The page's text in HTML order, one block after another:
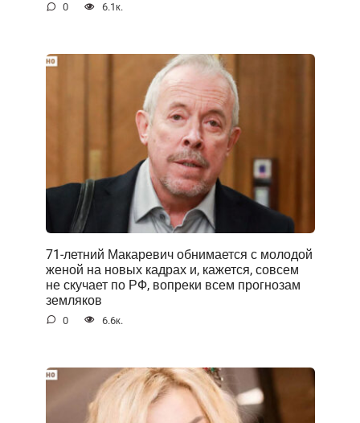
0 6.1к.
71-летний Макаревич обнимается с молодой
женой на новых кадрах и, кажется, совсем
не скучает по РФ, вопреки всем прогнозам
земляков
0 6.6к.